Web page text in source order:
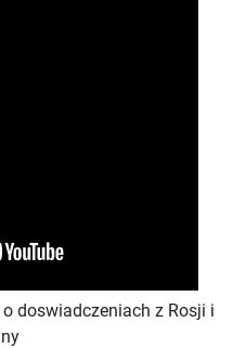
doswiadczeniach z Rosji i